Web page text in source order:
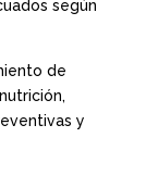
según
de
y